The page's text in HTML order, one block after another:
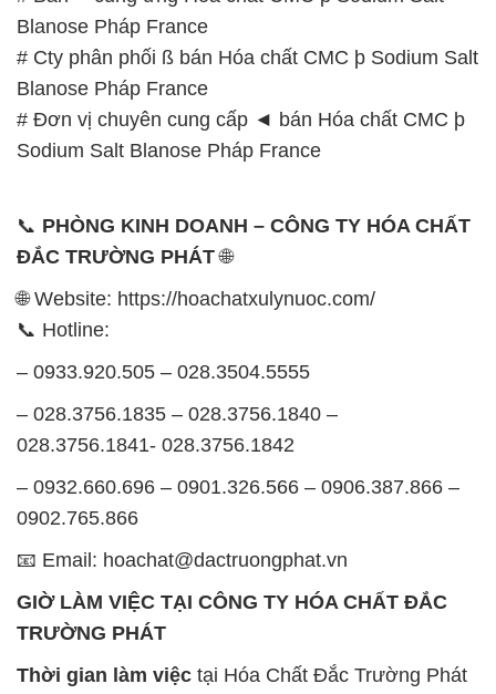
Blanose Pháp France
# Cty phân phối ß bán Hóa chất CMC þ Sodium Salt
Blanose Pháp France
# Đơn vị chuyên cung cấp ◄ bán Hóa chất CMC þ
Sodium Salt Blanose Pháp France
📞 PHÒNG KINH DOANH – CÔNG TY HÓA CHẤT
ĐẮC TRƯỜNG PHÁT🌐
🌐 Website: https://hoachatxulynuoc.com/
📞 Hotline:
– 0933.920.505 – 028.3504.5555
– 028.3756.1835 – 028.3756.1840 –
028.3756.1841- 028.3756.1842
– 0932.660.696 – 0901.326.566 – 0906.387.866 –
0902.765.866
📧 Email: hoachat@dactruongphat.vn
GIỜ LÀM VIỆC TẠI CÔNG TY HÓA CHẤT ĐẮC
TRƯỜNG PHÁT
Thời gian làm việc tại Hóa Chất Đắc Trường Phát